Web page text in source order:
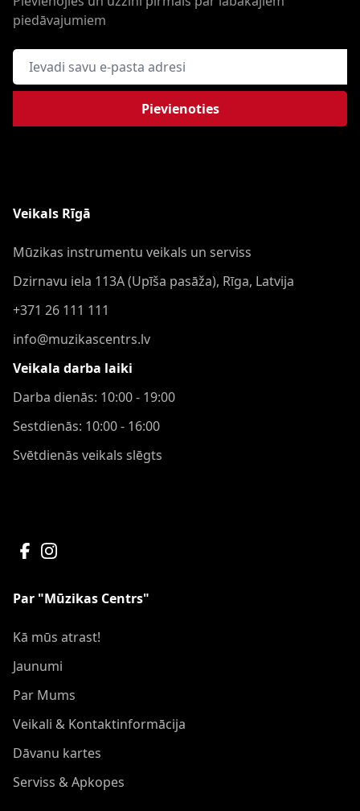
piedāvajumiem
E-pasta adrese
Pievienoties
Veikals Rīgā
Mūzikas instrumentu veikals un serviss
Dzirnavu iela 113A (Upīša pasāža), Rīga, Latvija
+371 26 111 111
info@muzikascentrs.lv
Veikala darba laiki
Darba dienās: 10:00 - 19:00
Sestdienās: 10:00 - 16:00
Svētdienās veikals slēgts
Par "Mūzikas Centrs"
Kā mūs atrast!
Jaunumi
Par Mums
Veikali & Kontaktinformācija
Dāvanu kartes
Serviss & Apkopes